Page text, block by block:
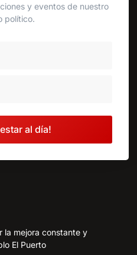
y eventos de nuestro
político.
al día!
la mejora constante y
El Puerto